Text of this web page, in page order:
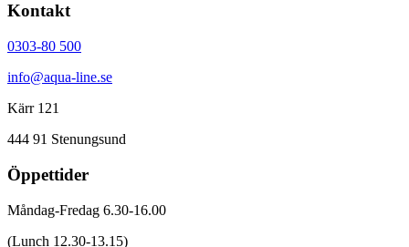
Kontakt
0303-80 500
info@aqua-line.se
Kärr 121
444 91 Stenungsund
Öppettider
Måndag-Fredag 6.30-16.00
(Lunch 12.30-13.15)